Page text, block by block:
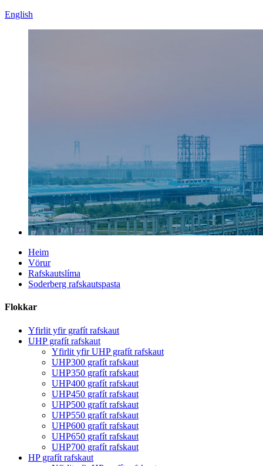
English
Heim
Vörur
Rafskautslíma
Soderberg rafskautspasta
Flokkar
Yfirlit yfir grafít rafskaut
UHP grafít rafskaut
Yfirlit yfir UHP grafít rafskaut
UHP300 grafít rafskaut
UHP350 grafít rafskaut
UHP400 grafít rafskaut
UHP450 grafít rafskaut
UHP500 grafít rafskaut
UHP550 grafít rafskaut
UHP600 grafít rafskaut
UHP650 grafít rafskaut
UHP700 grafít rafskaut
HP grafít rafskaut